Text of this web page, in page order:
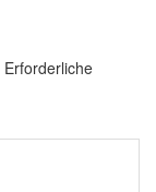
Erforderliche